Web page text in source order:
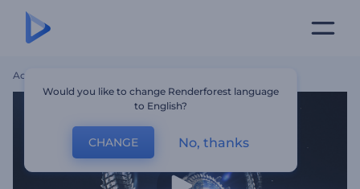
Accueil
Would you like to change Renderforest language
to English?
CHANGE No, thanks